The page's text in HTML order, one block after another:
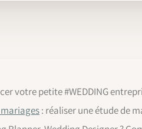
votre petite #WEDDING
: réaliser une étude de